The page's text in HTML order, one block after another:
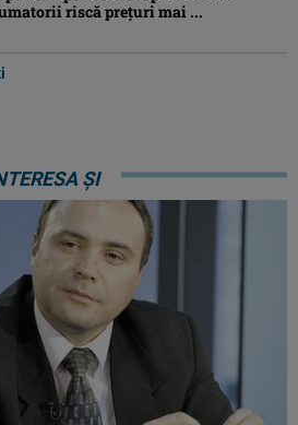
riscă preţuri mai ...
ȘI